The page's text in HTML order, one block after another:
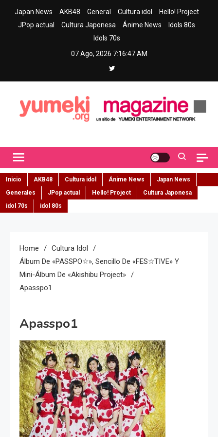
Japan News AKB48 General Cultura idol
Hello! Project
JPop actual
Cultura Japonesa Ánime News
Idols 80s
Idols 70s
07 Ago, 2026 7:16:48 AM
Inicio AKB48 Cultura idol Ánime News
Japan News
Generales
JPop actual Hello! Project
Cultura Japonesa
idol 70s
idol 80s
Home
Cultura Idol
Álbum De «PASSPO☆», Sencillo De «FES☆TIVE» Y
Mini-Álbum De «Akishibu Project»
Apasspo1
Apasspo1